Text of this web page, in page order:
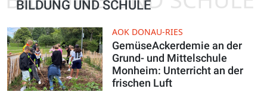
BILDUNG UND SCHULE
AOK DONAU-RIES
GemüseAckerdemie an der
Grund- und Mittelschule
Monheim: Unterricht an der
frischen Luft